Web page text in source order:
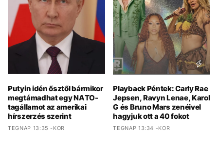
Putyin idén ősztől bármikor
megtámadhat egy NATO-
tagállamot az amerikai
hírszerzés szerint
TEGNAP 13:35 -KOR
Playback Péntek: Carly Rae
Jepsen, Ravyn Lenae, Karol
G és Bruno Mars zenéivel
hagyjuk ott a 40 fokot
TEGNAP 13:34 -KOR